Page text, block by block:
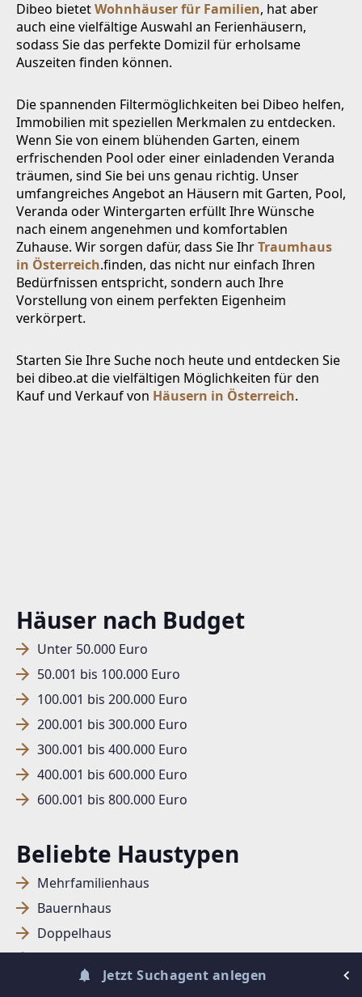
Häuser nach Budget
Unter 50.000 Euro
50.001 bis 100.000 Euro
100.001 bis 200.000 Euro
200.001 bis 300.000 Euro
300.001 bis 400.000 Euro
400.001 bis 600.000 Euro
600.001 bis 800.000 Euro
Beliebte Haustypen
Mehrfamilienhaus
Bauernhaus
Doppelhaus
Reihenhaus
Jetzt Suchagent anlegen
SUCHAGENT ANLEGEN FÜR DIE
AKTUELLEN SUCHKRITERIEN
Häuser
Dieser Filter wird viele Treffer erzeugen. Bitte setzen
Sie weitere Filter!
Treffer verfeinern
zu.
Dibeo bietetWohnhäuser für Familien, hat aber
auch eine vielfältige Auswahl an Ferienhäusern,
sodass Sie das perfekte Domizil für erholsame
Auszeiten finden können.
Die spannenden Filtermöglichkeiten bei Dibeo helfen,
Immobilien mit speziellen Merkmalen zu entdecken.
Wenn Sie von einem blühenden Garten, einem
erfrischenden Pool oder einer einladenden Veranda
träumen, sind Sie bei uns genau richtig. Unser
umfangreiches Angebot an Häusern mit Garten, Pool,
Veranda oder Wintergarten erfüllt Ihre Wünsche
nach einem angenehmen und komfortablen
Zuhause. Wir sorgen dafür, dass Sie IhrTraumhaus
in Österreich.finden, das nicht nur einfach Ihren
Bedürfnissen entspricht, sondern auch Ihre
Vorstellung von einem perfekten Eigenheim
verkörpert.
Starten Sie Ihre Suche noch heute und entdecken Sie
bei dibeo.at die vielfältigen Möglichkeiten für den
Kauf und Verkauf von Häusern in Österreich.